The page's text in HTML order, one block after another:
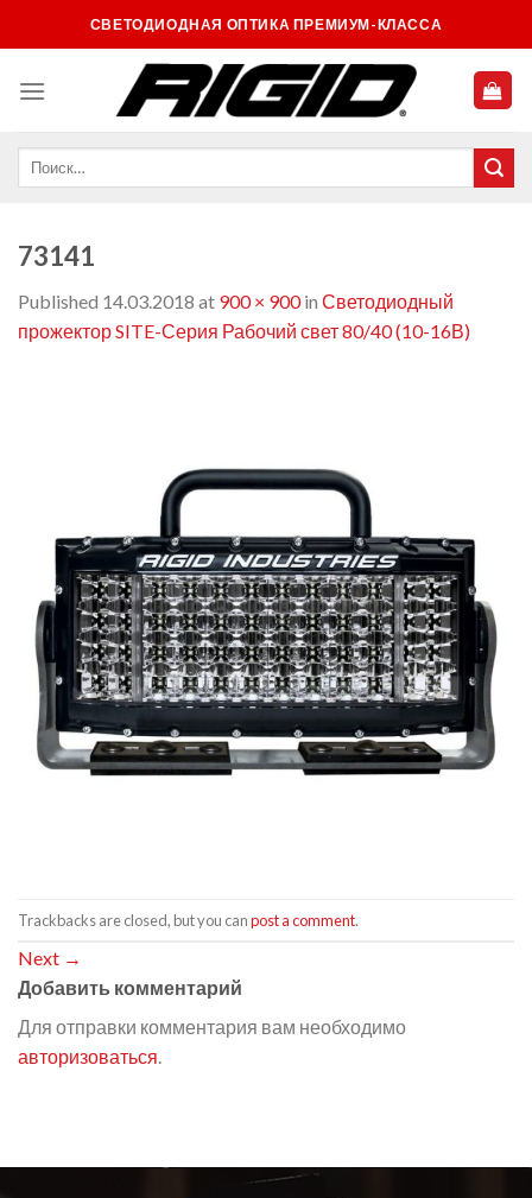
to
СВЕТОДИОДНАЯ ОПТИКА ПРЕМИУМ-КЛАССА
73141
Published 14.03.2018 at 900 × 900in Светодиодный
прожектор SITE-Серия Рабочий свет 80/40 (10-16В)
Trackbacks are closed, but you canpost a comment.
Next →
Добавить комментарий
Для отправки комментария вам необходимо
авторизоваться.